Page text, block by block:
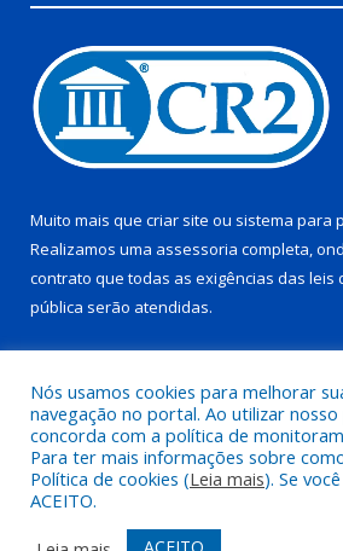
Muito mais que criar site ou sistema para
Realizamos uma assessoria completa,
contrato que todas as exigências das leis
pública serão atendidas.
Todos os direitos reservados a
Mapa do Site Acessar Área
Nós usamos cookies para melhorar
navegação no portal. Ao utilizar
concorda com a política de
Para ter mais informações sobre
Política de cookies (Leia mais). Se
ACEITO.